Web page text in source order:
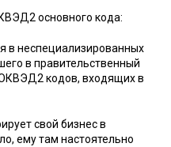
основного кода:
в неспециализированных
в правительственный
ОКВЭД2 кодов, входящих в
свой бизнес в
ему там настоятельно